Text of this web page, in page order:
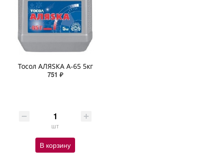
Тосол АЛЯSКА А-65 5кг
751 ₽
шт
В корзину